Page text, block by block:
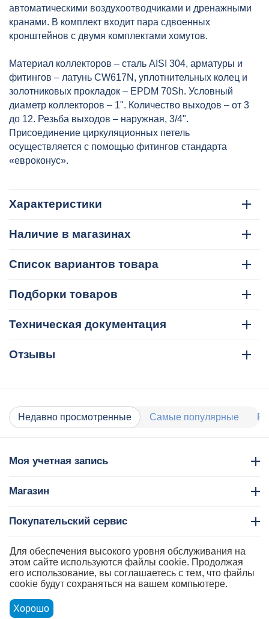
автоматическими воздухоотводчиками и дренажными
кранами. В комплект входит пара сдвоенных
кронштейнов с двумя комплектами хомутов.
Материал коллекторов – сталь AISI 304, арматуры и
фитингов – латунь CW617N, уплотнительных колец и
золотниковых прокладок – EPDM 70Sh. Условный
диаметр коллекторов – 1". Количество выходов – от 3
до 12. Резьба выходов – наружная, 3/4".
Присоединение циркуляционных петель
осуществляется с помощью фитингов стандарта
«евроконус».
Характеристики
Наличие в магазинах
Список вариантов товара
Подборки товаров
Техническая документация
Отзывы
Недавно просмотренные Самые популярные
Моя учетная запись
Магазин
Покупательский сервис
Контакты
Для обеспечения высокого уровня обслуживания на
этом сайте используются файлы cookie. Продолжая
его использование, вы соглашаетесь с тем, что файлы
cookie будут сохраняться на вашем компьютере.
Хорошо